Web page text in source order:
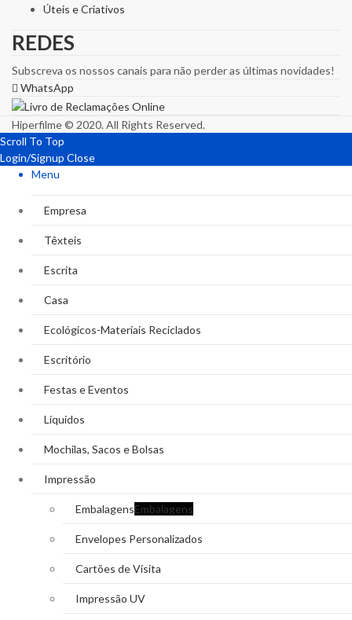
Úteis e Criativos
REDES
Subscreva os nossos canais para não perder as últimas novidades!
WhatsApp
Hiperfilme © 2020. All Rights Reserved.
Scroll To Top
Login/Signup Close
Menu
Empresa
Têxteis
Escrita
Casa
Ecológicos-Materiais Reciclados
Escritório
Festas e Eventos
Líquidos
Mochilas, Sacos e Bolsas
Impressão
EmbalagensEmbalagens
Envelopes Personalizados
Cartões de Visita
Impressão UV